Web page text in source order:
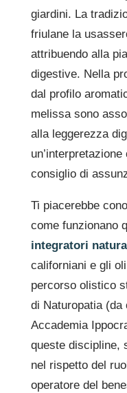
giardini. La
friulane la
attribuendo alla
digestive. Nella
dal profilo
melissa sono
alla leggerezza
consiglio di
Ti piacerebbe
come funzionano
integratori
californiani e gli
percorso olistico
di Naturopatia (da
Accademia
queste discipline,
nel rispetto del
operatore del